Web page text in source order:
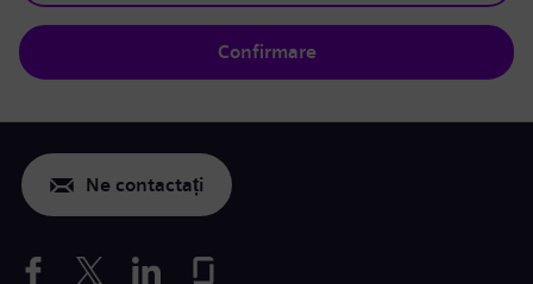
Confirmare
Ne contactați